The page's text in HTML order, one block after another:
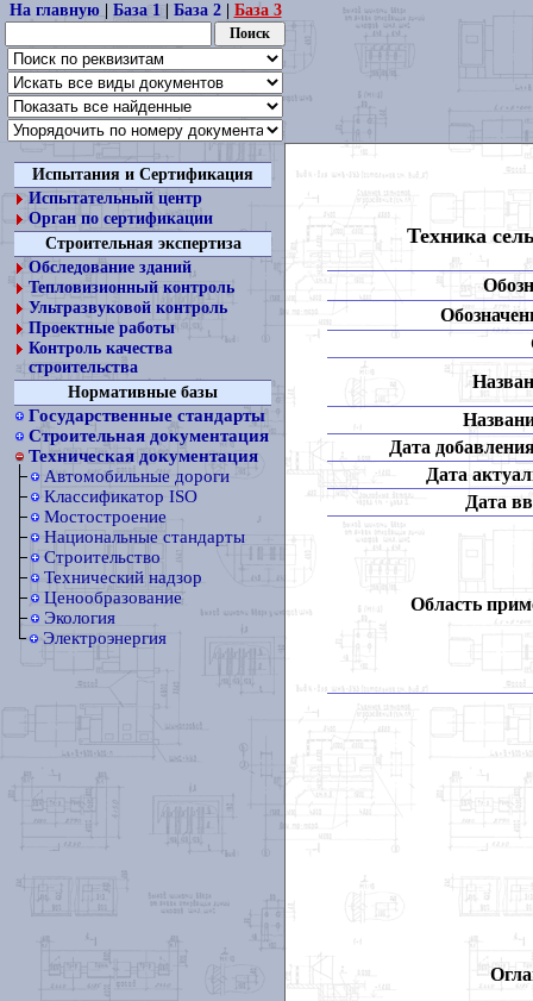
На главную| База 1| База 2| База 3
Испытания и Сертификация
Испытательный центр
Орган по сертификации
Строительная экспертиза
Обследование зданий
Тепловизионный контроль
Ультразвуковой контроль
Проектные работы
Контроль качества
строительства
Нормативные базы
Государственные стандарты
Строительная документация
Техническая документация
Автомобильные дороги
Классификатор ISO
Мостостроение
Национальные стандарты
Строительство
Технический надзор
Ценообразование
Экология
Электроэнергия
Техника
Дата
Дата
Дата
Область